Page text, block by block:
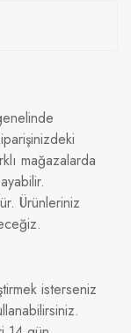
mağazalarda
Ürünleriniz
isterseniz